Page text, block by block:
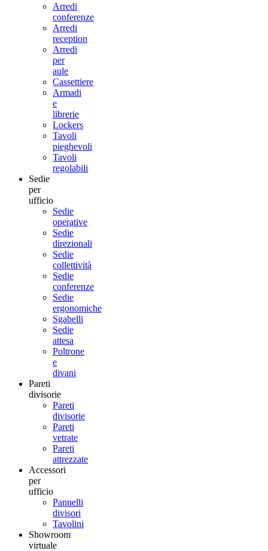
Arredi
conferenze
Arredi
reception
Arredi
per
aule
Cassettiere
Armadi
e
librerie
Lockers
Tavoli
pieghevoli
Tavoli
regolabili
Sedie
per
ufficio
Sedie
operative
Sedie
direzionali
Sedie
collettività
Sedie
conferenze
Sedie
ergonomiche
Sgabelli
Sedie
attesa
Poltrone
e
divani
Pareti
divisorie
Pareti
divisorie
Pareti
vetrate
Pareti
attrezzate
Accessori
per
ufficio
Pannelli
divisori
Tavolini
Showroom
virtuale